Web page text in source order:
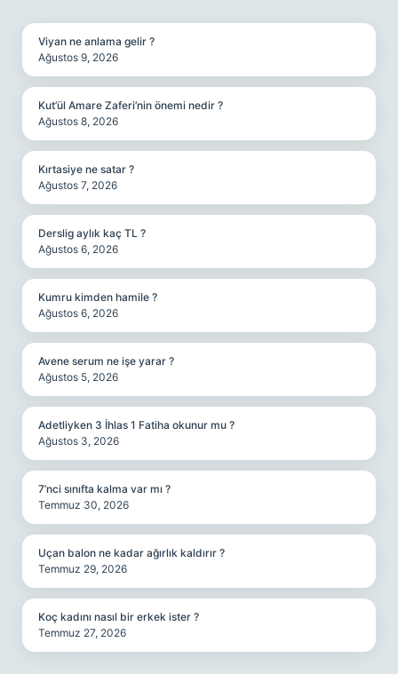
Viyan ne anlama gelir ?
Ağustos 9, 2026
Kut’ül Amare Zaferi’nin önemi nedir ?
Ağustos 8, 2026
Kırtasiye ne satar ?
Ağustos 7, 2026
Derslig aylık kaç TL ?
Ağustos 6, 2026
Kumru kimden hamile ?
Ağustos 6, 2026
Avene serum ne işe yarar ?
Ağustos 5, 2026
Adetliyken 3 İhlas 1 Fatiha okunur mu ?
Ağustos 3, 2026
7’nci sınıfta kalma var mı ?
Temmuz 30, 2026
Uçan balon ne kadar ağırlık kaldırır ?
Temmuz 29, 2026
Koç kadını nasıl bir erkek ister ?
Temmuz 27, 2026